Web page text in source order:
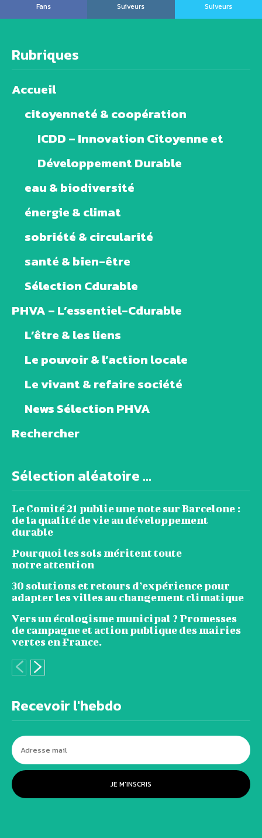
Fans
Suiveurs
Suiveurs
Rubriques
Accueil
citoyenneté & coopération
ICDD – Innovation Citoyenne et
Développement Durable
eau & biodiversité
énergie & climat
sobriété & circularité
santé & bien-être
Sélection Cdurable
PHVA – L’essentiel-Cdurable
L’être & les liens
Le pouvoir & l’action locale
Le vivant & refaire société
News Sélection PHVA
Rechercher
Sélection aléatoire ...
Le Comité 21 publie une note sur Barcelone :
de la qualité de vie au développement
durable
Pourquoi les sols méritent toute
notre attention
30 solutions et retours d’expérience pour
adapter les villes au changement climatique
Vers un écologisme municipal ? Promesses
de campagne et action publique des mairies
vertes en France.
Recevoir l'hebdo
JE M'INSCRIS